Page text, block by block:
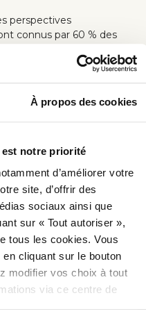
À propos des cookies
est notre priorité
d’améliorer votre
site, d’offrir des
sociaux ainsi que
sur « Tout autoriser »,
tous les cookies. Vous
cliquant sur le bouton
modifier vos choix à tout
via ce centre de
perspectives
connus par 60 % des
l’excellence est
tous les savoir-faire
ce passage dans la vie
indépendant
aussi et surtout une
et réussie.
l’apprentissage dans
des CMA, qui se déroule
sur tout le territoire :
les parcours de
par la formation par
se lancer dans l’aventure